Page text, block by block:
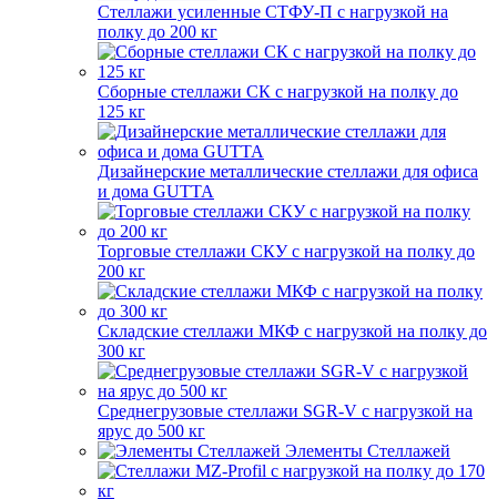
Стеллажи усиленные СТФУ-П с нагрузкой на
полку до 200 кг
Сборные стеллажи СК с нагрузкой на полку до
125 кг
Дизайнерские металлические стеллажи для офиса
и дома GUTTA
Торговые стеллажи СКУ с нагрузкой на полку до
200 кг
Складские стеллажи МКФ с нагрузкой на полку до
300 кг
Среднегрузовые стеллажи SGR-V с нагрузкой на
ярус до 500 кг
Элементы Стеллажей